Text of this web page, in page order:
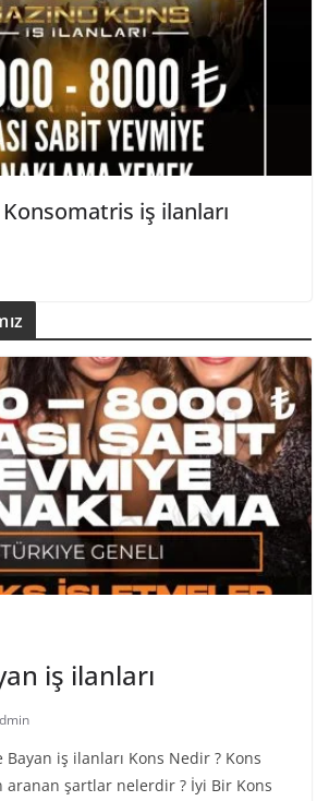
iş ilanları
iş ilanları
iş ilanları Kons Nedir ? Kons
aranan şartlar nelerdir ? İyi Bir Kons